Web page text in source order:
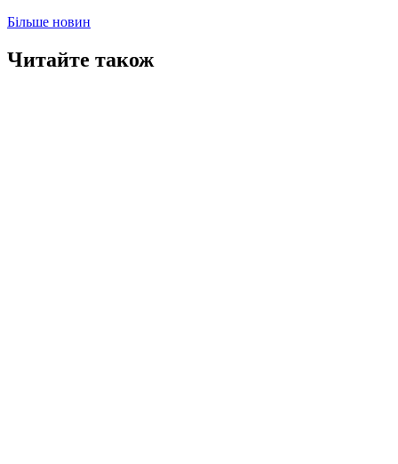
Більше новин
Читайте також